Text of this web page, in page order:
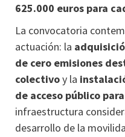
625.000 euros para
La convocatoria
actuación: la
de cero emisiones
colectivoy la
de acceso público
infraestructura
desarrollo de la